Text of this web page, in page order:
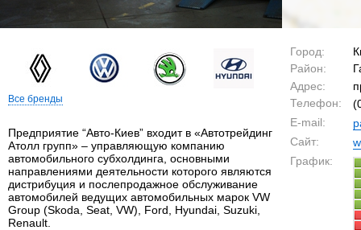
Город:
Район:
Адрес:
Телефон:
E-mail:
Сайт:
График:
Все бренды
Предприятие “Авто-Киев” входит в «Автотрейдинг
Атолл групп» – управляющую компанию
автомобильного субхолдинга, основными
направлениями деятельности которого являются
дистрибуция и послепродажное обслуживание
автомобилей ведущих автомобильных марок VW
Group (Skoda, Seat, VW), Ford, Hyundai, Suzuki,
Renault.